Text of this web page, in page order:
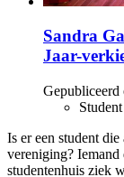
Sandra
Jaar-
Gepubliceerd
Is er een student
vereniging? Iemand
studentenhuis ziek